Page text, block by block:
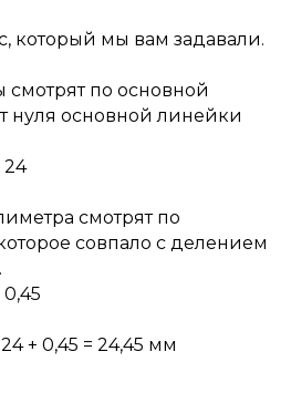
который мы вам задавали.
по основной
нуля основной линейки
24
смотрят по
совпало с делением
+ 0,45 = 24,45 мм